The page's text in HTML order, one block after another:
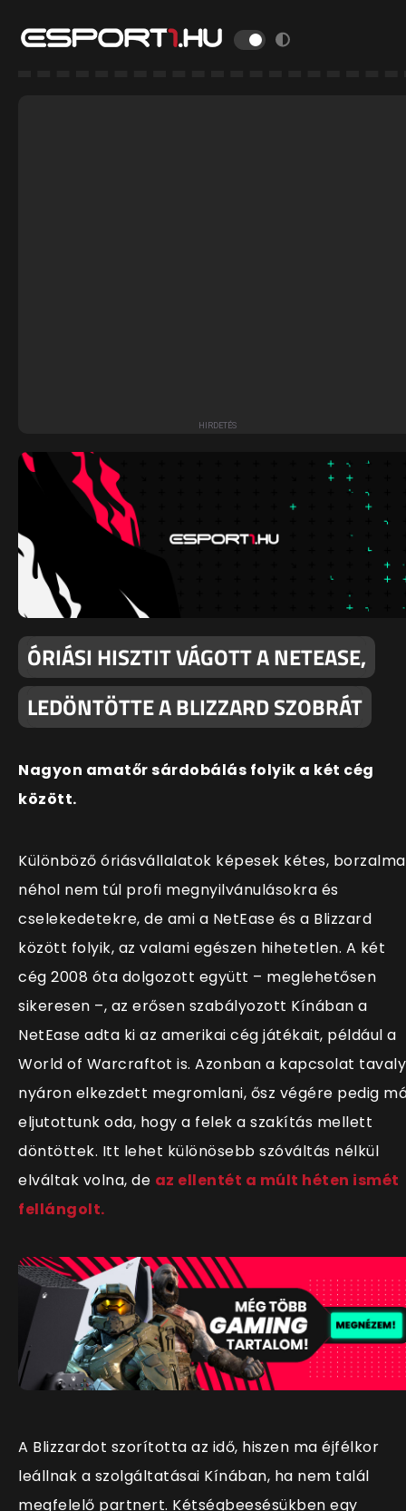
ÓRIÁSI HISZTIT VÁGOTT A NETEASE,
LEDÖNTÖTTE A BLIZZARD SZOBRÁT
Nagyon amatőr sárdobálás folyik a két cég
között.
Különböző óriásvállalatok képesek kétes,
néhol nem túl profi megnyilvánulásokra és
cselekedetekre, de ami a NetEase és a Blizzard
között folyik, az valami egészen hihetetlen. A két
cég 2008 óta dolgozott együtt – meglehetősen
sikeresen –, az erősen szabályozott Kínában a
NetEase adta ki az amerikai cég játékait, például a
World of Warcraftot is. Azonban a kapcsolat tavaly
nyáron elkezdett megromlani, ősz végére pedig
eljutottunk oda, hogy a felek a szakítás mellett
döntöttek. Itt lehet különösebb szóváltás nélkül
elváltak volna, de az ellentét a múlt héten ismét
fellángolt.
A Blizzardot szorította az idő, hiszen ma éjfélkor
leállnak a szolgáltatásai Kínában, ha nem talál
megfelelő partnert. Kétségbeesésükben egy